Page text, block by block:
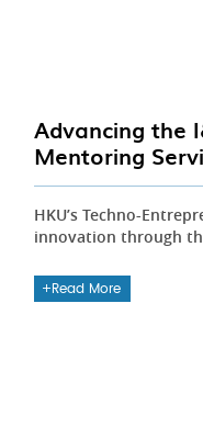
Advancing the
Mentoring
HKU’s Techno-
innovation through
Read More